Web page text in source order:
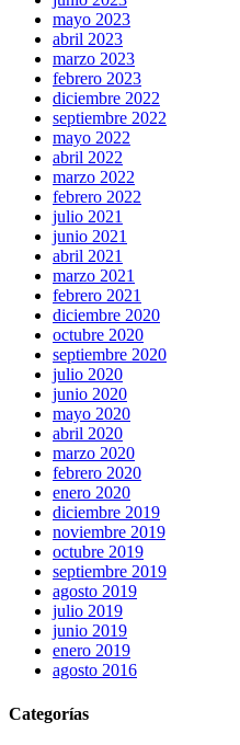
mayo 2023
abril 2023
marzo 2023
febrero 2023
diciembre 2022
septiembre 2022
mayo 2022
abril 2022
marzo 2022
febrero 2022
julio 2021
junio 2021
abril 2021
marzo 2021
febrero 2021
diciembre 2020
octubre 2020
septiembre 2020
julio 2020
junio 2020
mayo 2020
abril 2020
marzo 2020
febrero 2020
enero 2020
diciembre 2019
noviembre 2019
octubre 2019
septiembre 2019
agosto 2019
julio 2019
junio 2019
enero 2019
agosto 2016
Categorías